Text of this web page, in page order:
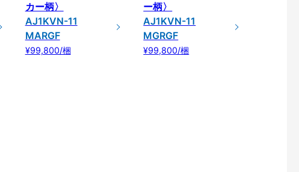
カー柄〉
AJ1KVN-11
MARGF
¥99,800/梱
ー柄〉
AJ1KVN-11
MGRGF
¥99,800/梱